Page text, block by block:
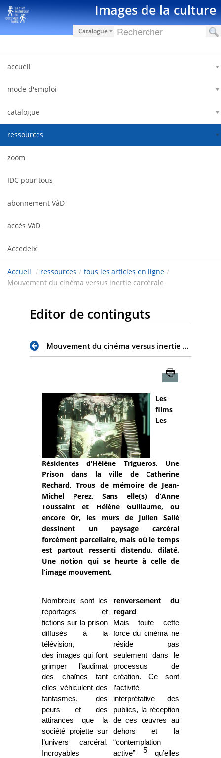
Salta al contigut Images de la culture
Catalogue
accueil
mode d'emploi
catalogue
ressources
zoom
IDC pour tous
abonnement VàD
accès VàD
Accedeix
Accueil / ressources / tous les articles en ligne /
Mouvement du cinéma versus inertie carcérale
Editor de continguts
Mouvement du cinéma versus inertie carcérale
Les
films
Les
Résidentes d’Hélène Trigueros, Une
Prison dans la ville de Catherine
Rechard, Trous de mémoire de Jean-
Michel Perez, Sans elle(s) d’Anne
Toussaint et Hélène Guillaume, ou
encore Or, les murs de Julien Sallé
dessinent un paysage carcéral
forcément parcellaire, mais où le temps
est partout ressenti distendu, dilaté.
Une notion qui se heurte à celle de
l’image mouvement.
Nombreux sont les
reportages et
fictions sur la prison
diffusés à la
télévision,
des images qui font
grimper l’audimat
des chaînes tant
elles véhiculent des
fantasmes, des
peurs et des
attirances que la
société projette sur
l’univers carcéral.
Incroyables
renversement du
regard
Mais toute cette
force du cinéma ne
réside pas
seulement dans le
processus de
création. Ce sont
l’activité
interprétative des
publics, la réception
de ces œuvres au
dehors et la
“contemplation
active” 5qu’elles